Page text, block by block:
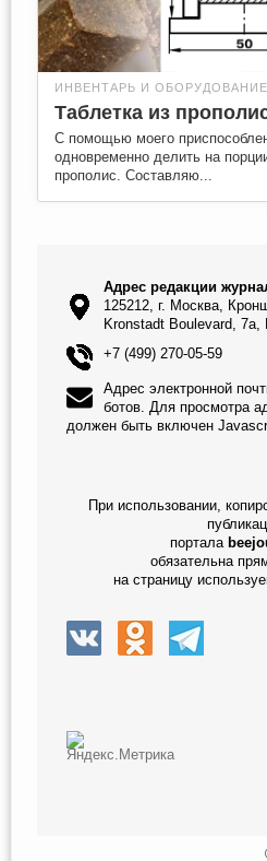
ИНВЕНТАРЬ И ОБОРУДОВАНИЕ
Таблетка из
С помощью моего
одновременно делить на
прополис. Составляю...
Адрес редакции
125212, г. Москва,
Kronstadt Boulevard, 7a,
+7 (499) 270-05-59
Адрес электронной
ботов. Для просмотра
должен быть включен
При использовании,
портала
обязательна
на страницу